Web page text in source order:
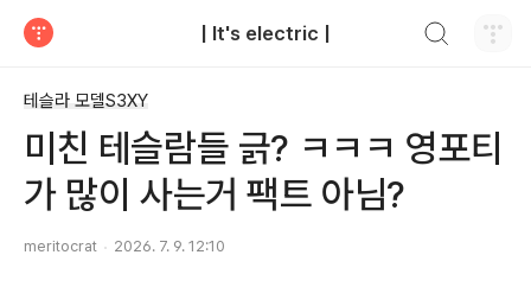
| It's electric |
테슬라 모델S3XY
미친 테슬람들 긁? ㅋㅋㅋ 영포티
가 많이 사는거 팩트 아님?
meritocrat 2026. 7. 9. 12:10